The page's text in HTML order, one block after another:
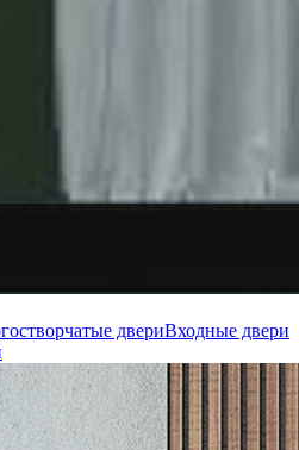
двериВходные двери